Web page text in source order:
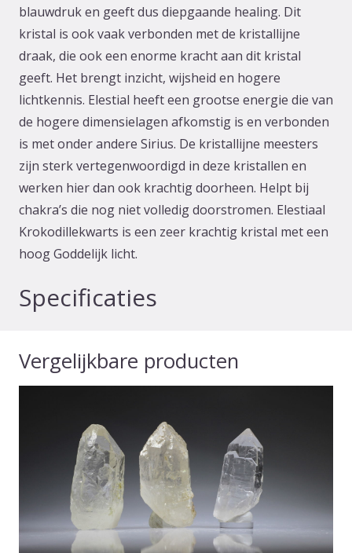
blauwdruk en geeft dus diepgaande healing. Dit
kristal is ook vaak verbonden met de kristallijne
draak, die ook een enorme kracht aan dit kristal
geeft. Het brengt inzicht, wijsheid en hogere
lichtkennis. Elestial heeft een grootse energie die van
de hogere dimensielagen afkomstig is en verbonden
is met onder andere Sirius. De kristallijne meesters
zijn sterk vertegenwoordigd in deze kristallen en
werken hier dan ook krachtig doorheen. Helpt bij
chakra’s die nog niet volledig doorstromen. Elestiaal
Krokodillekwarts is een zeer krachtig kristal met een
hoog Goddelijk licht.
Specificaties
Vergelijkbare producten